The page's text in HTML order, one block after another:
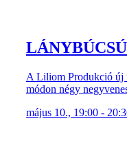
A Liliom Produkció új
módon négy
május 10., 19:00 -